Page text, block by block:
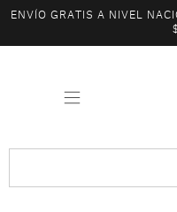
ENVÍO GRATIS A NIVEL